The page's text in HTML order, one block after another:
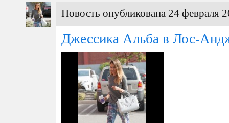
Новость опубликована 24 февраля
Джессика Альба в Лос-